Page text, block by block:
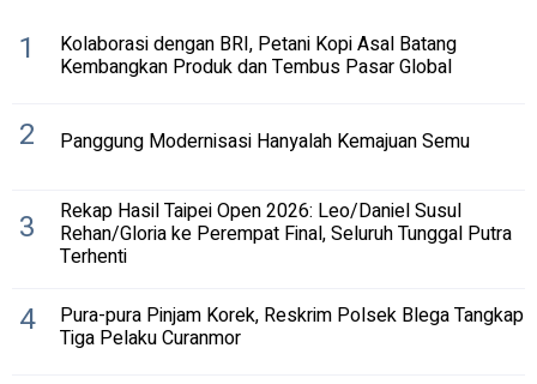
1 Kolaborasi dengan BRI, Petani Kopi Asal Batang
Kembangkan Produk dan Tembus Pasar Global
2 Panggung Modernisasi Hanyalah Kemajuan Semu
3 Rekap Hasil Taipei Open 2026: Leo/Daniel Susul
Rehan/Gloria ke Perempat Final, Seluruh Tunggal Putra
Terhenti
4 Pura-pura Pinjam Korek, Reskrim Polsek Blega Tangkap
Tiga Pelaku Curanmor